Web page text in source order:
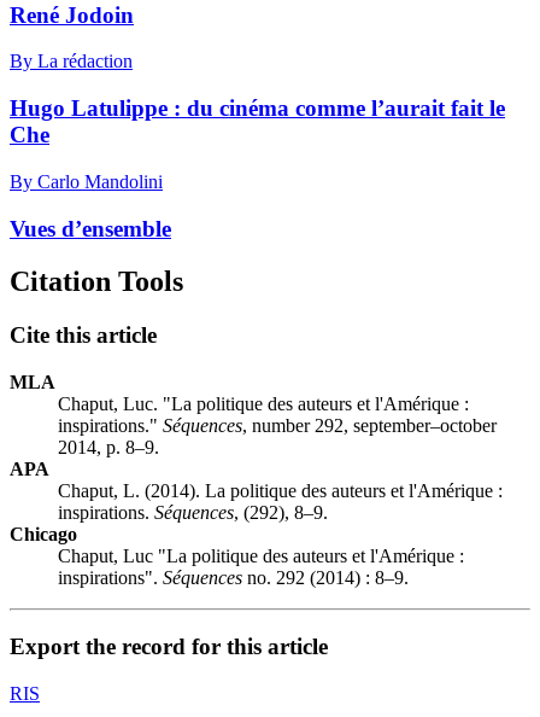
René Jodoin
By La rédaction
Hugo Latulippe : du cinéma comme l’aurait fait le
Che
By Carlo Mandolini
Vues d’ensemble
Citation Tools
Cite this article
MLA
Chaput, Luc. "La politique des auteurs et l'Amérique :
inspirations." Séquences, number 292, september–october
2014, p. 8–9.
APA
Chaput, L. (2014). La politique des auteurs et l'Amérique :
inspirations. Séquences, (292), 8–9.
Chicago
Chaput, Luc "La politique des auteurs et l'Amérique :
inspirations". Séquences no. 292 (2014) : 8–9.
Export the record for this article
RIS